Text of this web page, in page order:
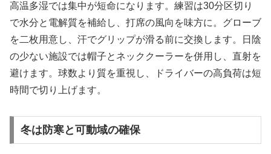
高温多湿では集中が短命になります。練習は30分区切り
で水分と電解質を補給し、打席の風向を味方に。グローブ
を二枚用意し、汗でグリップが滑る前に交換します。日陰
の少ない施設では帽子とネッククーラーを併用し、直射を
避けます。球数より質を重視し、ドライバーの高負荷は短
時間で切り上げます。
冬は防寒と可動域の確保